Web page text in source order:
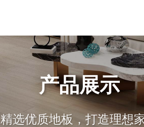
产品展示
精选优质地板，打造理想